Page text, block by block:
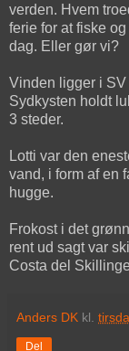
verden. Hvem
ferie for at fiske
dag. Eller gør vi?
Vinden ligger i SV
Sydkysten holdt
3 steder.
Lotti var den
vand, i form af en
hugge.
Frokost i det
rent ud sagt var
Costa del
Anders DK kl.
Del